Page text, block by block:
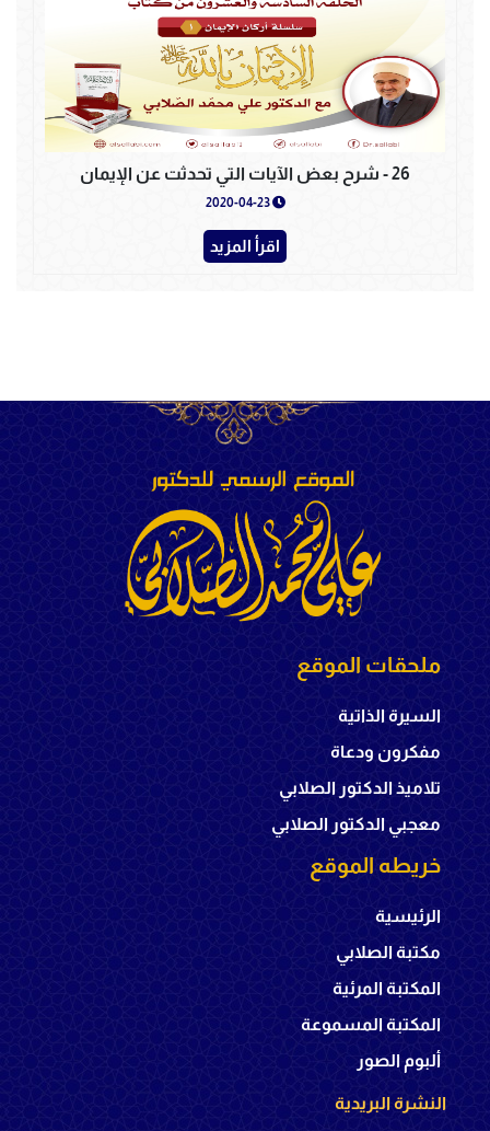
26 - شرح بعض الآيات التي تحدثت عن الإيمان
2020-04-23
اقرأ المزيد
ملحقات الموقع
السيرة الذاتية
مفكرون ودعاة
تلاميذ الدكتور الصلابي
معجبي الدكتور الصلابي
خريطه الموقع
الرئيسية
مكتبة الصلابي
المكتبة المرئية
المكتبة المسموعة
ألبوم الصور
النشرة البريدية